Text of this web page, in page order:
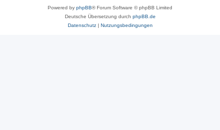
Powered by phpBB® Forum Software © phpBB Limited
Deutsche Übersetzung durch phpBB.de
Datenschutz| Nutzungsbedingungen